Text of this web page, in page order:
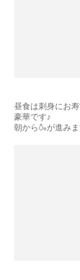
昼食は刺身にお
豪華です♪
朝から🍶が進み